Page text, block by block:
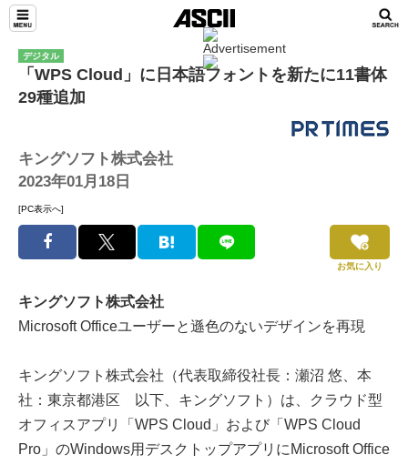
デジタル
「WPS Cloud」に日本語フォントを新たに11書体
29種追加
キングソフト株式会社
2023年01月18日
[PC表示へ]
お気に入り
キングソフト株式会社
Microsoft Officeユーザーと遜色のないデザインを再現
キングソフト株式会社（代表取締役社長：瀬沼 悠、本
社：東京都港区 以下、キングソフト）は、クラウド型
オフィスアプリ「WPS Cloud」および「WPS Cloud
Pro」のWindows用デスクトップアプリにMicrosoft Office